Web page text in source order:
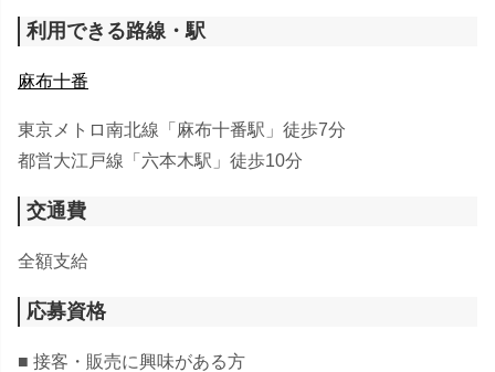
利用できる路線・駅
麻布十番
東京メトロ南北線「麻布十番駅」徒歩7分
都営大江戸線「六本木駅」徒歩10分
交通費
全額支給
応募資格
■ 接客・販売に興味がある方